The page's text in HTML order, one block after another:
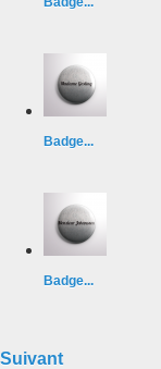
Badge...
Badge...
Suivant